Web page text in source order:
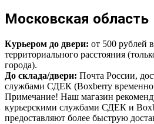
Московская область
Курьером до двери: от 500 рублей
территориального расстояния
города).
До склада/двери: Почта России,
службами СДЕК (Boxberry временно
Примечание! Наш магазин
курьерскими службами СДЕК и
предоставляют более быструю